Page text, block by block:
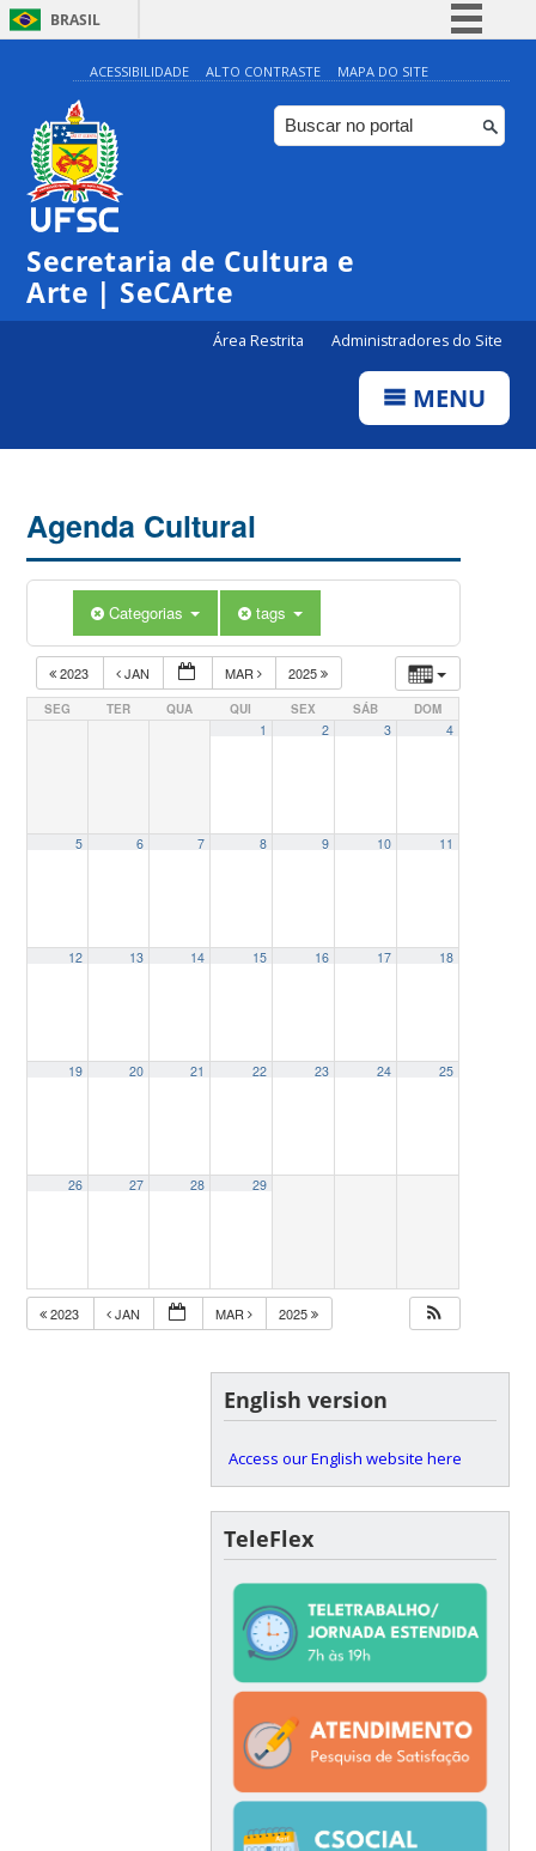
BRASIL
Simplifique!
Comunica BR
Participe
ACESSIBILIDADE ALTO CONTRASTE MAPA DO SITE
Secretaria de Cultura e
Arte | SeCArte
Área Restrita Administradores do Site
MENU
Agenda Cultural
Categorias tags
2023 JAN MAR 2025
SEG TER QUA QUI SEX SÁB DOM
1 2 3 4
5 6 7 8 9 10 11
12 13 14 15 16 17 18
19 20 21 22 23 24 25
26 27 28 29
2023 JAN MAR 2025
English version
Access our English website here
TeleFlex